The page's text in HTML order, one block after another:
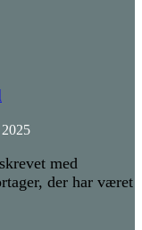
2025
med
der har været